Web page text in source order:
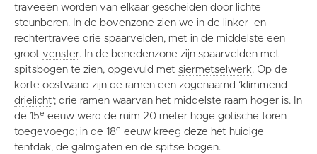
traveeën worden van elkaar gescheiden door lichte
steunberen. In de bovenzone zien we in de linker- en
rechtertravee drie spaarvelden, met in de middelste een
groot venster. In de benedenzone zijn spaarvelden met
spitsbogen te zien, opgevuld met siermetselwerk. Op de
korte oostwand zijn de ramen een zogenaamd ‘klimmend
drielicht’; drie ramen waarvan het middelste raam hoger is. In
de 15e eeuw werd de ruim 20 meter hoge gotische toren
toegevoegd; in de 18e eeuw kreeg deze het huidige
tentdak, de galmgaten en de spitse bogen.